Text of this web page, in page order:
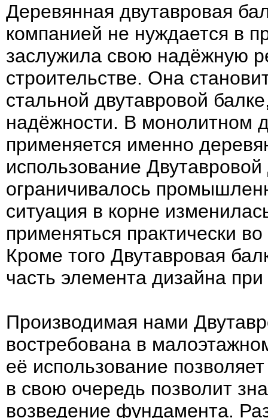
Деревянная двутавровая
компанией не нуждается в
заслужила свою надёжную
строительстве. Она
стальной двутавровой
надёжности. В монолитном
применяется именно
использование
ограничивалось
ситуация в корне
применяться практически
Кроме того Двутавровая
часть элемента дизайна
Производимая нами
востребована в
её использование
в свою очередь позволит
возведение фундамента.